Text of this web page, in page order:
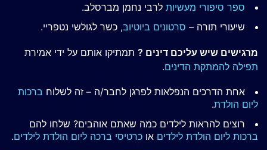
ספר סיפורי מעשיות לרבי נחמן מברסלב.
שיעורי תורה – סרטונים ביוטיוב, כשר לגולשי נטפריי.
מרגישים שיש עליכם דינים ? תמתיקו אותם על ידי אמירת
תפילה להמתקת הדינים.
אחת הדרכים הנפלאות לפרגן לחבר/ה – זה לשלוח ברכות
ליום הולדת.
רוצים להראות לילדים כמה שאתם אוהבים? שלחו להם
ברכות ליום הולדת לילדים או כרטיסי ברכה ליום הולדת לילדים.